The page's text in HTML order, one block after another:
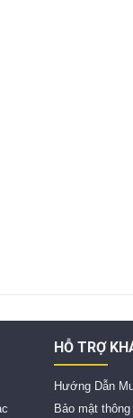
HỖ TRỢ
Hướng Dẫn
Bảo mật